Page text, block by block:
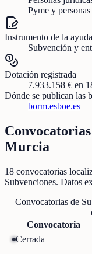
Pyme y
Instrumento de la ayuda
Subvención y
Dotación registrada
7.933.158 € en
Dónde se publican las
borm.esboe.es
Murcia
18 convocatorias
Subvenciones. Datos
Convocatorias de
Convocatoria
Cerrada